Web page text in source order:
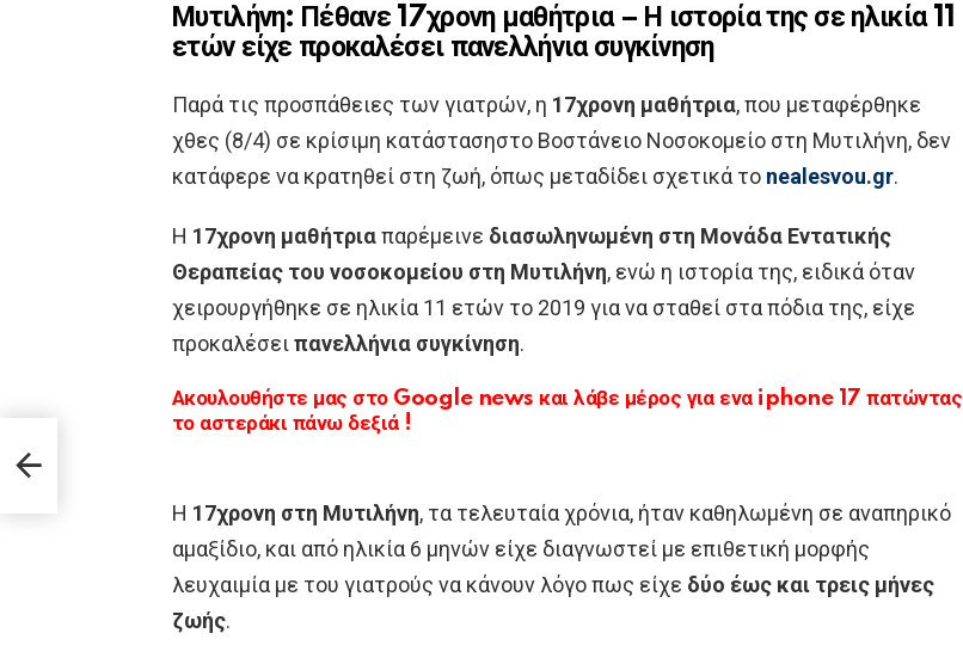
Μυτιλήνη: Πέθανε 17χρονη μαθήτρια – Η ιστορία της σε ηλικία 11
ετών είχε προκαλέσει πανελλήνια συγκίνηση
Παρά τις προσπάθειες των γιατρών, η 17χρονη μαθήτρια, που μεταφέρθηκε
χθες (8/4) σε κρίσιμη κατάστασηστο Βοστάνειο Νοσοκομείο στη Μυτιλήνη, δεν
κατάφερε να κρατηθεί στη ζωή, όπως μεταδίδει σχετικά το nealesvou.gr.
Η 17χρονη μαθήτριαπαρέμεινε διασωληνωμένη στη Μονάδα Εντατικής
Θεραπείας του νοσοκομείου στη Μυτιλήνη, ενώ η ιστορία της, ειδικά όταν
χειρουργήθηκε σε ηλικία 11 ετών το 2019 για να σταθεί στα πόδια της, είχε
προκαλέσειπανελλήνια συγκίνηση.
Ακουλουθήστε μας στο Google news και λάβε μέρος για ενα iphone 17 πατώντας
το αστεράκι πάνω δεξιά !
Η 17χρονη στη Μυτιλήνη, τα τελευταία χρόνια, ήταν καθηλωμένη σε αναπηρικό
αμαξίδιο, και από ηλικία 6 μηνών είχε διαγνωστεί με επιθετική μορφής
λευχαιμία με του γιατρούς να κάνουν λόγο πως είχε δύο έως και τρεις μήνες
ζωής.